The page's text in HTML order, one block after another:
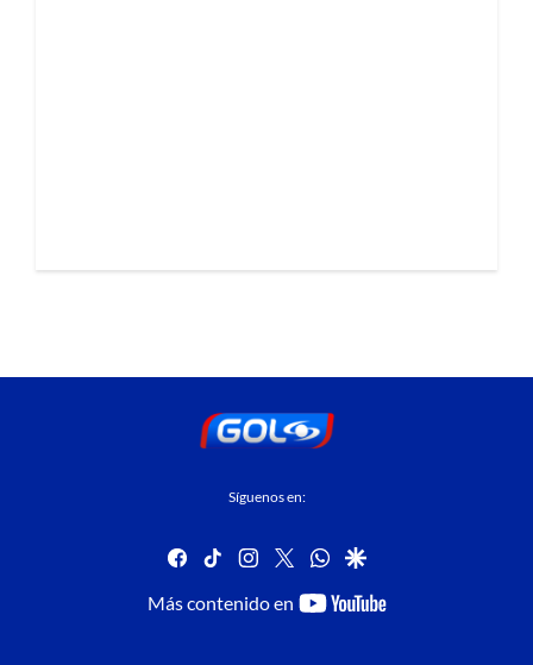
Síguenos en:
facebook
tiktok instagram
twitterwhatsapp
google
Más contenido en
youtube-